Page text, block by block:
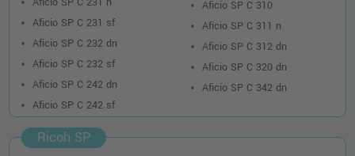
Ricoh Toner 407634 406479 SPC310HE
schwarz OEM
105,99 €
inkl. MwSt. zzgl. Versand
Ricoh Toner 407635 SPC310HE yellow OEM
o. MwSt.
Aficio SP C 231 sf
Aficio SP C 232 dn
Aficio SP C 232 sf
Aficio SP C 242 dn
Aficio SP C 242 sf
Aficio SP C 310
Aficio SP C 311 n
Aficio SP C 312 dn
Aficio SP C 320 dn
Aficio SP C 342 dn
Ricoh SP